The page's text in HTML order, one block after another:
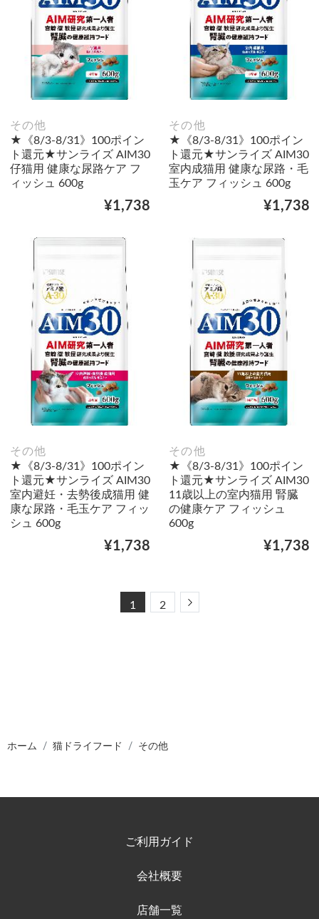
その他
★《8/3-8/31》100ポイン
ト還元★サンライズ AIM30
仔猫用 健康な尿路ケア フ
ィッシュ 600g
¥1,738
その他
★《8/3-8/31》100ポイン
ト還元★サンライズ AIM30
室内成猫用 健康な尿路・毛
玉ケア フィッシュ 600g
¥1,738
その他
★《8/3-8/31》100ポイン
ト還元★サンライズ AIM30
室内避妊・去勢後成猫用 健
康な尿路・毛玉ケア フィッ
シュ 600g
¥1,738
その他
★《8/3-8/31》100ポイン
ト還元★サンライズ AIM30
11歳以上の室内猫用 腎臓
の健康ケア フィッシュ
600g
¥1,738
1 2 Next
ホーム 猫ドライフード その他
ご利用ガイド
会社概要
店舗一覧